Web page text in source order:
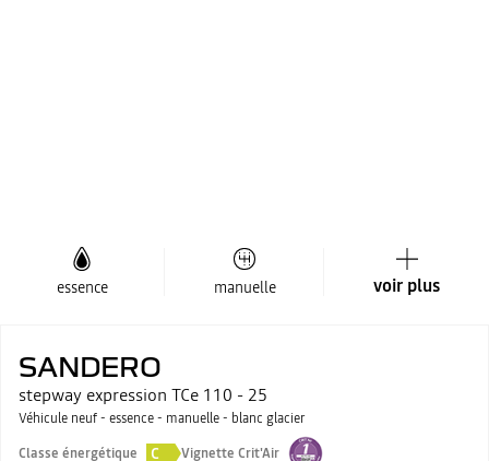
essence manuelle voir plus
SANDERO
stepway expression TCe 110 - 25
Véhicule neuf - essence - manuelle - blanc glacier
Classe énergétique
C Vignette Crit'Air